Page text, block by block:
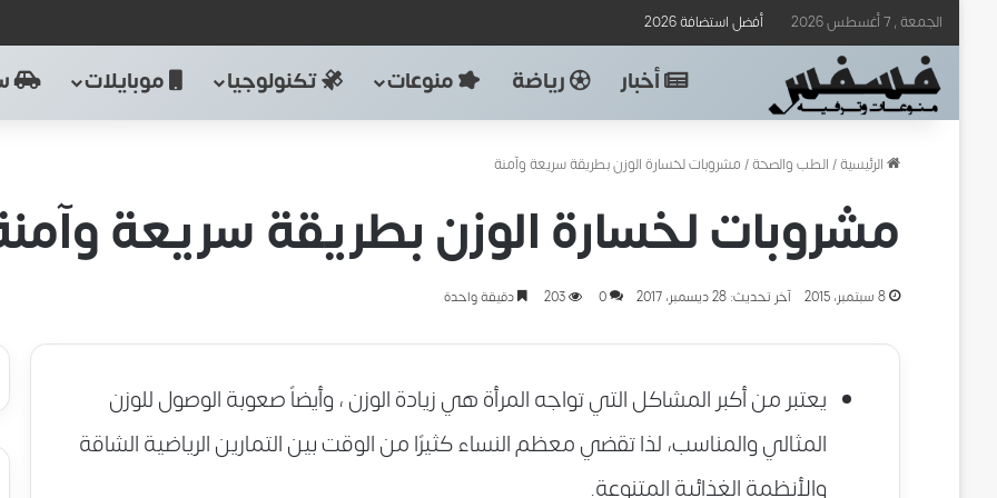
الجمعة , 7 أغسطس 2026 أفضل استضافة 2026
أخبار رياضة منوعات تكنولوجيا موبايلات
الرئيسية/الطب والصحة/مشروبات لخسارة الوزن بطريقة سريعة وآمنة
مشروبات لخسارة الوزن بطريقة سريعة
8 سبتمبر، 2015 آخر تحديث: 28 ديسمبر، 2017 0
203 دقيقة واحدة
يعتبر من أكبر المشاكل التي تواجه المرأة هي زيادة الوزن ، وأيضاً صعوبة الوصول للوزن
المثالي والمناسب، لذا تقضي معظم النساء كثيرًا من الوقت بين التمارين الرياضية الشاقة
والأنظمة الغذائية المتنوعة.